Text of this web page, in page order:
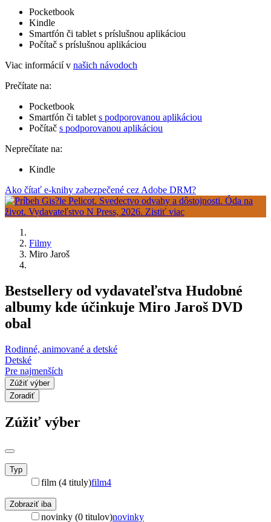
Pocketbook
Kindle
Smartfón či tablet s príslušnou aplikáciou
Počítač s príslušnou aplikáciou
Viac informácií v našich návodoch
Prečítate na:
Pocketbook
Smartfón či tablet s podporovanou aplikáciou
Počítač s podporovanou aplikáciou
Neprečítate na:
Kindle
Ako čítať e-knihy zabezpečené cez Adobe DRM?
Filmy
Miro Jaroš
Bestsellery od vydavateľstva Hudobné
albumy kde účinkuje Miro Jaroš DVD
obal
Rodinné, animované a detské
Detské
Pre najmenších
Zúžiť výber
Zoradiť
Zúžiť výber
Typ
film (4 tituly)film4
Zobraziť iba
novinky (0 titulov)novinky